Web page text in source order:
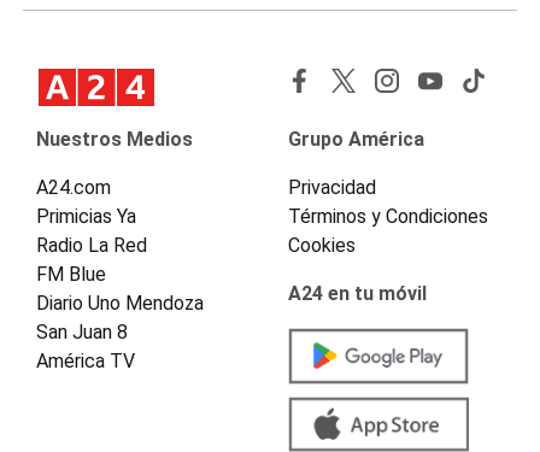
Nuestros Medios
A24.com
Primicias Ya
Radio La Red
FM Blue
Diario Uno Mendoza
San Juan 8
América TV
Grupo América
Privacidad
Términos y Condiciones
Cookies
A24 en tu móvil